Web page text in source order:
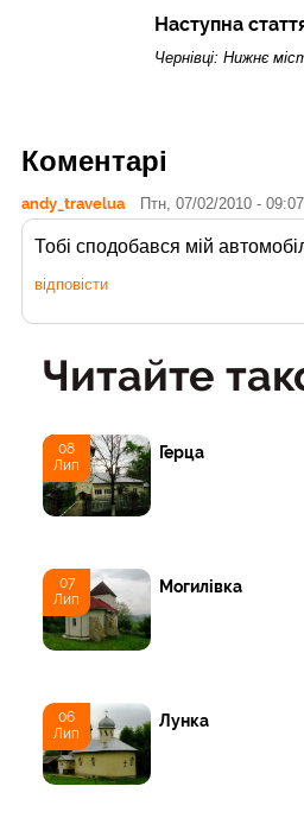
Наступна
Чернівці: Нижнє
Коментарі
andy_travelua Птн, 07/02/2010 - 09:07
Тобі сподобався мій
відповісти
Читайте
08
Лип
Герца
07
Лип
Могилівка
06
Лип
Лунка